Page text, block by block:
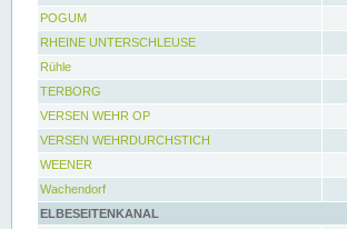
POGUM
RHEINE UNTERSCHLEUSE
Rühle
TERBORG
VERSEN WEHR OP
VERSEN WEHRDURCHSTICH
WEENER
Wachendorf
ELBESEITENKANAL